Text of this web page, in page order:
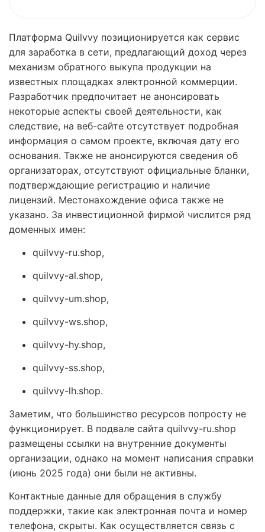
Платформа Quilvvy позиционируется как сервис
для заработка в сети, предлагающий доход через
механизм обратного выкупа продукции на
известных площадках электронной коммерции.
Разработчик предпочитает не анонсировать
некоторые аспекты своей деятельности, как
следствие, на веб-сайте отсутствует подробная
информация о самом проекте, включая дату его
основания. Также не анонсируются сведения об
организаторах, отсутствуют официальные бланки,
подтверждающие регистрацию и наличие
лицензий. Местонахождение офиса также не
указано. За инвестиционной фирмой числится ряд
доменных имен:
quilvvy-ru.shop,
quilvvy-al.shop,
quilvvy-um.shop,
quilvvy-ws.shop,
quilvvy-hy.shop,
quilvvy-ss.shop,
quilvvy-lh.shop.
Заметим, что большинство ресурсов попросту не
функционирует. В подвале сайта quilvvy-ru.shop
размещены ссылки на внутренние документы
организации, однако на момент написания справки
(июнь 2025 года) они были не активны.
Контактные данные для обращения в службу
поддержки, такие как электронная почта и номер
телефона, скрыты. Как осуществляется связь с